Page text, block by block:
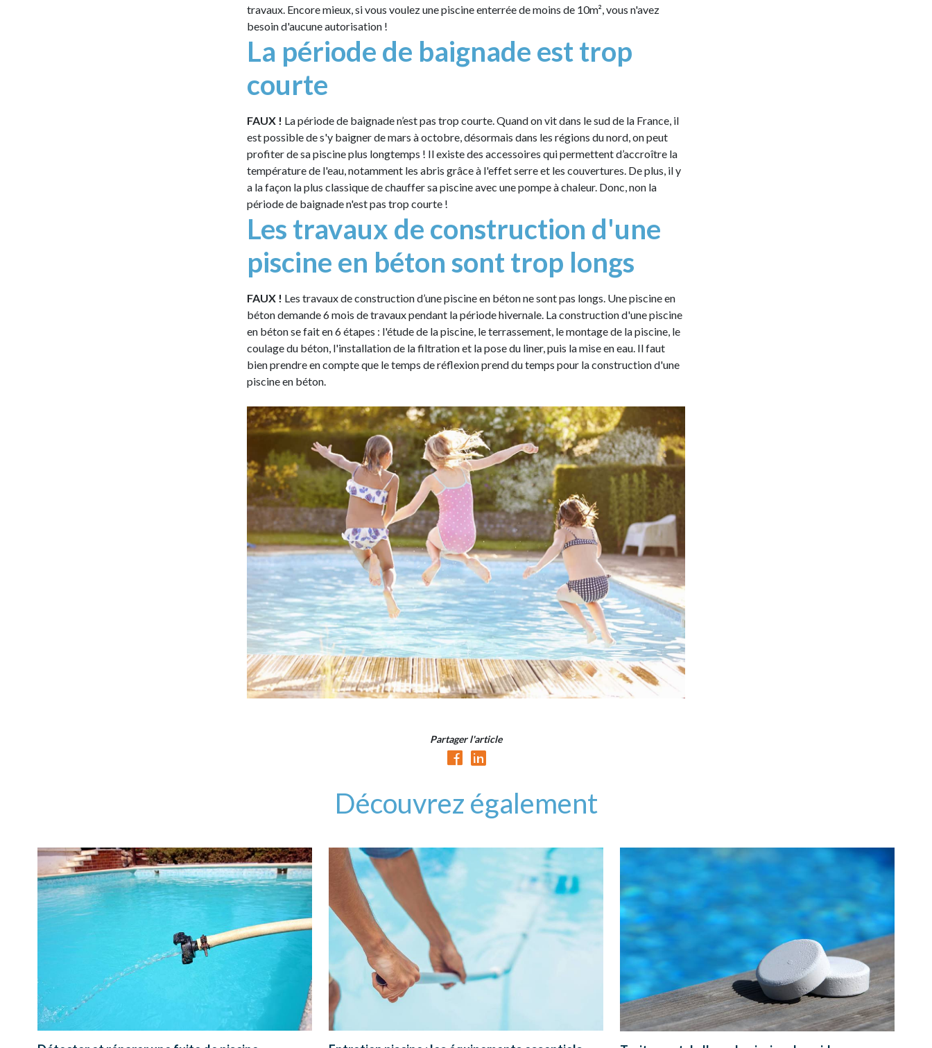
travaux. Encore mieux, si vous voulez une piscine enterrée de moins de 10m², vous n'avez
besoin d'aucune autorisation !
La période de baignade est trop
courte
FAUX ! La période de baignade n’est pas trop courte. Quand on vit dans le sud de la France, il
est possible de s'y baigner de mars à octobre, désormais dans les régions du nord, on peut
profiter de sa piscine plus longtemps ! Il existe des accessoires qui permettent d’accroître la
température de l'eau, notamment les abris grâce à l'effet serre et les couvertures. De plus, il y
a la façon la plus classique de chauffer sa piscine avec une pompe à chaleur. Donc, non la
période de baignade n'est pas trop courte !
Les travaux de construction d'une
piscine en béton sont trop longs
FAUX ! Les travaux de construction d’une piscine en béton ne sont pas longs. Une piscine en
béton demande 6 mois de travaux pendant la période hivernale. La construction d'une piscine
en béton se fait en 6 étapes : l'étude de la piscine, le terrassement, le montage de la piscine, le
coulage du béton, l'installation de la filtration et la pose du liner, puis la mise en eau. Il faut
bien prendre en compte que le temps de réflexion prend du temps pour la construction d'une
piscine en béton.
Partager l'article
Découvrez également